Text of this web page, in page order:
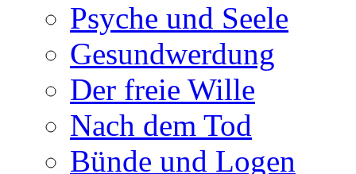
Psyche und Seele
Gesundwerdung
Der freie Wille
Nach dem Tod
Bünde und Logen